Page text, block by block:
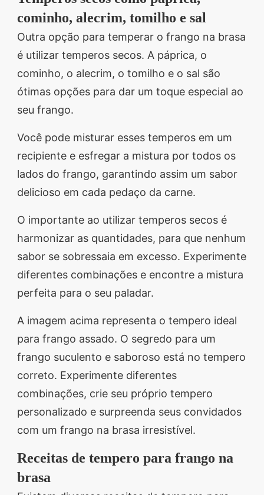
cominho, alecrim, tomilho e sal
Outra opção para temperar o frango na brasa
é utilizar temperos secos. A páprica, o
cominho, o alecrim, o tomilho e o sal são
ótimas opções para dar um toque especial ao
seu frango.
Você pode misturar esses temperos em um
recipiente e esfregar a mistura por todos os
lados do frango, garantindo assim um sabor
delicioso em cada pedaço da carne.
O importante ao utilizar temperos secos é
harmonizar as quantidades, para que nenhum
sabor se sobressaia em excesso. Experimente
diferentes combinações e encontre a mistura
perfeita para o seu paladar.
A imagem acima representa o tempero ideal
para frango assado. O segredo para um
frango suculento e saboroso está no tempero
correto. Experimente diferentes
combinações, crie seu próprio tempero
personalizado e surpreenda seus convidados
com um frango na brasa irresistível.
Receitas de tempero para frango na
brasa